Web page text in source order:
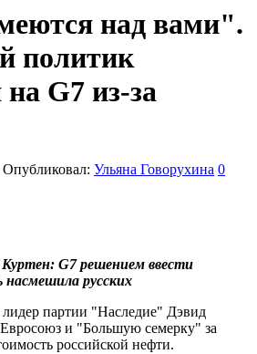
над вами".
политик
G7 из-за
Опубликовал: Ульяна Говорухина 0
G7 решением ввести
русских
партии "Наследие" Дэвид
и "Большую семерку" за
российской нефти.